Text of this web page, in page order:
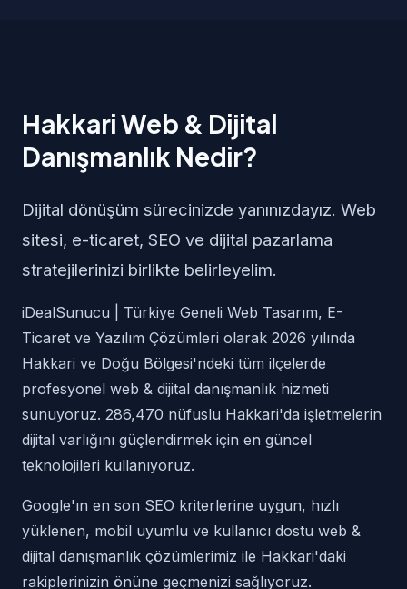
Hakkari Web & Dijital
Danışmanlık Nedir?
Dijital dönüşüm sürecinizde yanınızdayız. Web
sitesi, e-ticaret, SEO ve dijital pazarlama
stratejilerinizi birlikte belirleyelim.
iDealSunucu | Türkiye Geneli Web Tasarım, E-
Ticaret ve Yazılım Çözümleri olarak 2026 yılında
Hakkari ve Doğu Bölgesi'ndeki tüm ilçelerde
profesyonel web & dijital danışmanlık hizmeti
sunuyoruz. 286,470 nüfuslu Hakkari'da işletmelerin
dijital varlığını güçlendirmek için en güncel
teknolojileri kullanıyoruz.
Google'ın en son SEO kriterlerine uygun, hızlı
yüklenen, mobil uyumlu ve kullanıcı dostu web &
dijital danışmanlık çözümlerimiz ile Hakkari'daki
rakiplerinizin önüne geçmenizi sağlıyoruz.